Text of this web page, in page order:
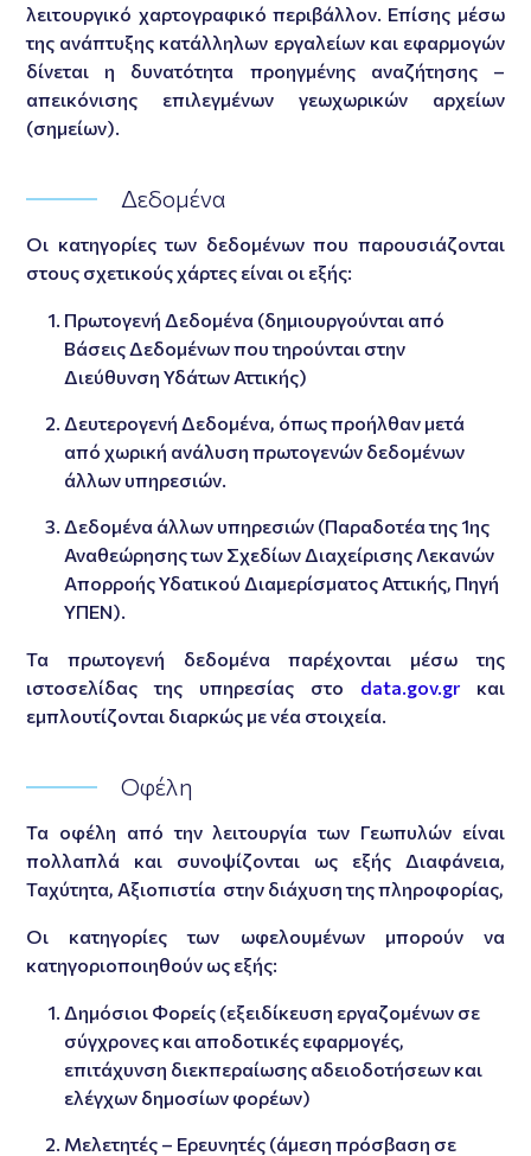
λειτουργικό χαρτογραφικό περιβάλλον. Επίσης μέσω
της ανάπτυξης κατάλληλων εργαλείων και εφαρμογών
δίνεται η δυνατότητα προηγμένης αναζήτησης –
απεικόνισης επιλεγμένων γεωχωρικών αρχείων
(σημείων).
Δεδομένα
Οι κατηγορίες των δεδομένων που παρουσιάζονται
στους σχετικούς χάρτες είναι οι εξής:
Πρωτογενή Δεδομένα (δημιουργούνται από
Βάσεις Δεδομένων που τηρούνται στην
Διεύθυνση Υδάτων Αττικής)
Δευτερογενή Δεδομένα, όπως προήλθαν μετά
από χωρική ανάλυση πρωτογενών δεδομένων
άλλων υπηρεσιών.
Δεδομένα άλλων υπηρεσιών (Παραδοτέα της 1ης
Αναθεώρησης των Σχεδίων Διαχείρισης Λεκανών
Απορροής Υδατικού Διαμερίσματος Αττικής, Πηγή
ΥΠΕΝ).
Τα πρωτογενή δεδομένα παρέχονται μέσω της
ιστοσελίδας της υπηρεσίας στο data.gov.grκαι
εμπλουτίζονται διαρκώς με νέα στοιχεία.
Οφέλη
Τα οφέλη από την λειτουργία των Γεωπυλών είναι
πολλαπλά και συνοψίζονται ως εξής Διαφάνεια,
Ταχύτητα, Αξιοπιστία στην διάχυση της πληροφορίας,
Οι κατηγορίες των ωφελουμένων μπορούν να
κατηγοριοποιηθούν ως εξής:
Δημόσιοι Φορείς (εξειδίκευση εργαζομένων σε
σύγχρονες και αποδοτικές εφαρμογές,
επιτάχυνση διεκπεραίωσης αδειοδοτήσεων και
ελέγχων δημοσίων φορέων)
Μελετητές – Ερευνητές (άμεση πρόσβαση σε